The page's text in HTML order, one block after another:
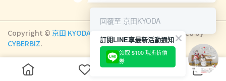
Copyright © 京田 KYODA
Designed by
CYBERBIZ.
回覆至 京田KYODA
訂閱LINE享最新活動通知
領取 $100 現折折價
券